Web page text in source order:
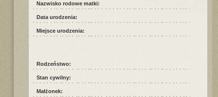
Nazwisko rodowe matki:
Data urodzenia:
Miejsce urodzenia:
Rodzeństwo:
Stan cywilny:
Małżonek: